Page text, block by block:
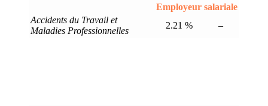
Employeur salariale
Accidents du Travail et
Maladies Professionnelles
2.21 % –